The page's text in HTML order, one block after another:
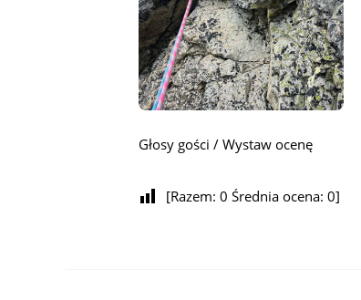
Głosy gości / Wystaw ocenę
[Razem: 0 Średnia ocena: 0]